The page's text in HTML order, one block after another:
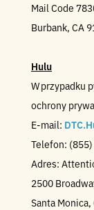
Mail Code
Burbank, CA
Hulu
W przypadku
ochrony
E-mail:
Telefon:
Adres:
2500
Santa